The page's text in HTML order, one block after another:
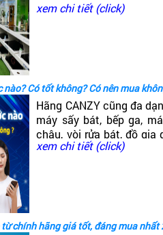
xem chi tiết (click)
nào? Có tốt không? Có nên mua
Hãng CANZY cũng đa
máy sấy bát, bếp ga,
chậu, vòi rửa bát, đồ gia
đó có dòng bếp từ
xem chi tiết (click)
từ chính hãng giá tốt, đáng mua nhất